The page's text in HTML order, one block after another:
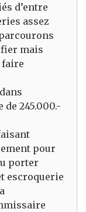
d’entre
assez
mais
faire
245.000.-
pour
porter
escroquerie